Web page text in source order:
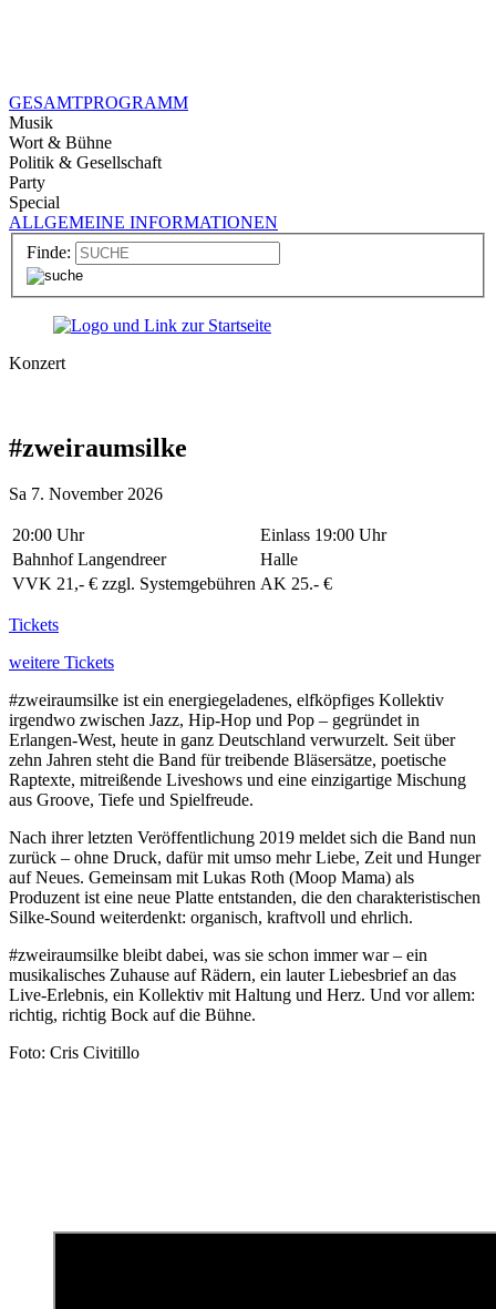
GESAMTPROGRAMM
Musik
Wort & Bühne
Politik & Gesellschaft
Party
Special
ALLGEMEINE INFORMATIONEN
Finde:
Konzert
#zweiraumsilke
Sa 7. November 2026
20:00 Uhr
Einlass 19:00 Uhr
Bahnhof Langendreer
Halle
VVK 21,- € zzgl. Systemgebühren AK 25.- €
Tickets
weitere Tickets
#zweiraumsilke ist ein energiegeladenes, elfköpfiges Kollektiv
irgendwo zwischen Jazz, Hip-Hop und Pop – gegründet in
Erlangen-West, heute in ganz Deutschland verwurzelt. Seit über
zehn Jahren steht die Band für treibende Bläsersätze, poetische
Raptexte, mitreißende Liveshows und eine einzigartige Mischung
aus Groove, Tiefe und Spielfreude.
Nach ihrer letzten Veröffentlichung 2019 meldet sich die Band nun
zurück – ohne Druck, dafür mit umso mehr Liebe, Zeit und Hunger
auf Neues. Gemeinsam mit Lukas Roth (Moop Mama) als
Produzent ist eine neue Platte entstanden, die den charakteristischen
Silke-Sound weiterdenkt: organisch, kraftvoll und ehrlich.
#zweiraumsilke bleibt dabei, was sie schon immer war – ein
musikalisches Zuhause auf Rädern, ein lauter Liebesbrief an das
Live-Erlebnis, ein Kollektiv mit Haltung und Herz. Und vor allem:
richtig, richtig Bock auf die Bühne.
Foto: Cris Civitillo